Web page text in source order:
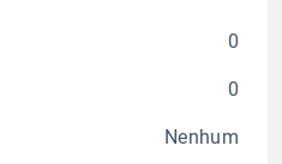
0
0
Nenhum